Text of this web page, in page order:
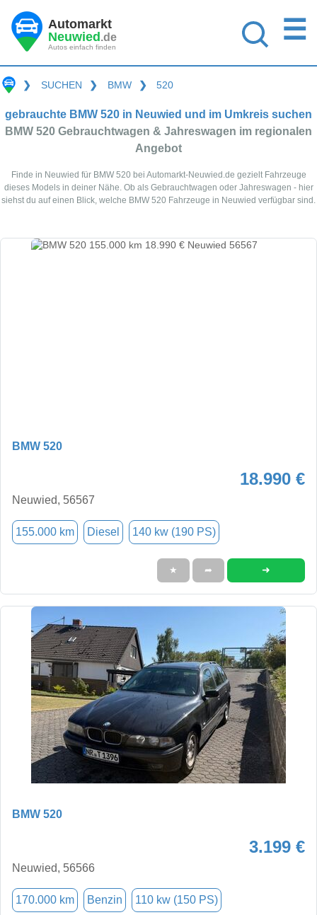
Automarkt
Neuwied.de
Autos einfach finden
☰
❯ SUCHEN ❯ BMW ❯ 520
gebrauchte BMW 520 in Neuwied und im Umkreis suchen
BMW 520 Gebrauchtwagen & Jahreswagen im regionalen
Angebot
Finde in Neuwied für BMW 520 bei Automarkt-Neuwied.de gezielt Fahrzeuge
dieses Models in deiner Nähe. Ob als Gebrauchtwagen oder Jahreswagen - hier
siehst du auf einen Blick, welche BMW 520 Fahrzeuge in Neuwied verfügbar sind.
BMW 520
18.990 €
Neuwied, 56567
155.000 km Diesel 140 kw (190 PS)
★ ➦ ➜
BMW 520
3.199 €
Neuwied, 56566
170.000 km Benzin 110 kw (150 PS)